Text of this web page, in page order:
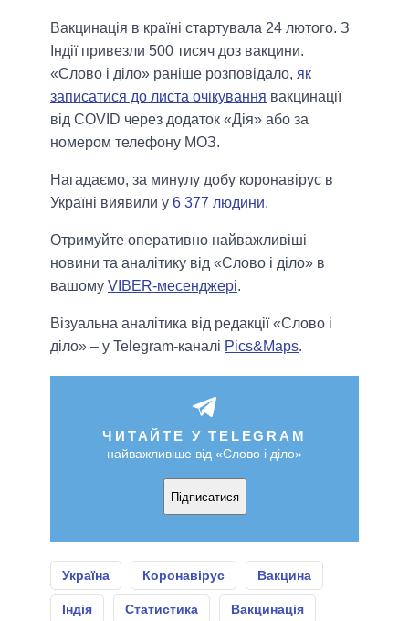
Вакцинація в країні стартувала 24 лютого. З
Індії привезли 500 тисяч доз вакцини.
«Слово і діло» раніше розповідало, як
записатися до листа очікування вакцинації
від COVID через додаток «Дія» або за
номером телефону МОЗ.
Нагадаємо, за минулу добу коронавірус в
Україні виявили у 6 377 людини.
Отримуйте оперативно найважливіші
новини та аналітику від «Слово і діло» в
вашому VIBER-месенджері.
Візуальна аналітика від редакції «Слово і
діло» – у Telegram-каналі Pics&Maps.
ЧИТАЙТЕ У TELEGRAM
найважливіше від «Слово і діло»
Підписатися
Україна Коронавірус Вакцина
Індія Статистика Вакцинація